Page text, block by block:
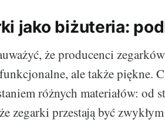
jako biżuteria:
że producenci
ale także piękne.
różnych materiałów: od
zegarki przestają być